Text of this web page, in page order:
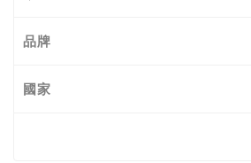
品牌
國家